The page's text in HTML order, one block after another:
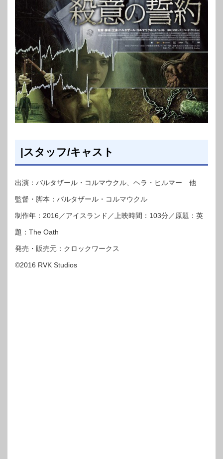
|スタッフ/キャスト
出演：バルタザール・コルマウクル、ヘラ・ヒルマー 他
監督・脚本：バルタザール・コルマウクル
制作年：2016／アイスランド／上映時間：103分／原題：英
題：The Oath
発売・販売元：クロックワークス
©2016 RVK Studios